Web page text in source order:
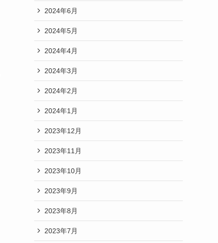
2024年6月
2024年5月
2024年4月
2024年3月
2024年2月
2024年1月
2023年12月
2023年11月
2023年10月
2023年9月
2023年8月
2023年7月